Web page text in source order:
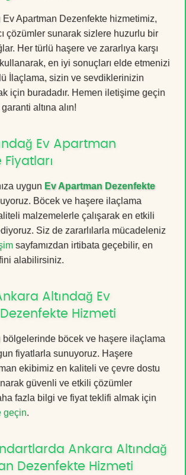
Ev Apartman Dezenfekte hizmetimiz,
çözümler sunarak sizlere huzurlu bir
Her türlü haşere ve zararlıya karşı
en iyi sonuçları elde etmenizi
İlaçlama, sizin ve sevdiklerinizin
için buradadır. Hemen iletişime geçin
altına alın!
Ev Apartman
Fiyatları
uygun Ev Apartman Dezenfekte
Böcek ve haşere ilaçlama
malzemelerle çalışarak en etkili
Siz de zararlılarla mücadeleniz
sayfamızdan irtibata geçebilir, en
alabilirsiniz.
Altındağ Ev
Hizmeti
bölgelerinde böcek ve haşere ilaçlama
fiyatlarla sunuyoruz. Haşere
ekibimiz en kaliteli ve çevre dostu
güvenli ve etkili çözümler
fazla bilgi ve fiyat teklifi almak için
geçin.
Ankara Altındağ
Dezenfekte Hizmeti